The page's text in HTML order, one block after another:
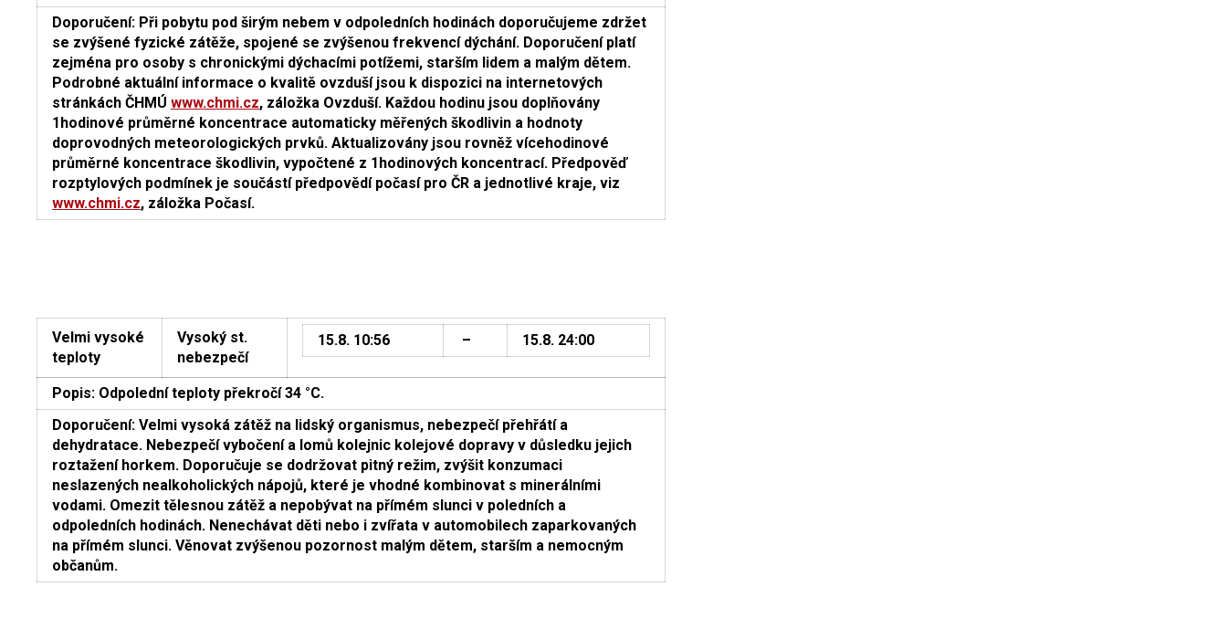
Doporučení: Při pobytu pod širým nebem v odpoledních hodinách doporučujeme zdržet
se zvýšené fyzické zátěže, spojené se zvýšenou frekvencí dýchání. Doporučení platí
zejména pro osoby s chronickými dýchacími potížemi, starším lidem a malým dětem.
Podrobné aktuální informace o kvalitě ovzduší jsou k dispozici na internetových
stránkách ČHMÚ www.chmi.cz, záložka Ovzduší. Každou hodinu jsou doplňovány
1hodinové průměrné koncentrace automaticky měřených škodlivin a hodnoty
doprovodných meteorologických prvků. Aktualizovány jsou rovněž vícehodinové
průměrné koncentrace škodlivin, vypočtené z 1hodinových koncentrací. Předpověď
rozptylových podmínek je součástí předpovědí počasí pro ČR a jednotlivé kraje, viz
www.chmi.cz, záložka Počasí.
Velmi vysoké
teploty
Vysoký st.
nebezpečí
15.8. 10:56 – 15.8. 24:00
Popis: Odpolední teploty překročí 34 °C.
Doporučení: Velmi vysoká zátěž na lidský organismus, nebezpečí přehřátí a
dehydratace. Nebezpečí vybočení a lomů kolejnic kolejové dopravy v důsledku jejich
roztažení horkem. Doporučuje se dodržovat pitný režim, zvýšit konzumaci
neslazených nealkoholických nápojů, které je vhodné kombinovat s minerálními
vodami. Omezit tělesnou zátěž a nepobývat na přímém slunci v poledních a
odpoledních hodinách. Nenechávat děti nebo i zvířata v automobilech zaparkovaných
na přímém slunci. Věnovat zvýšenou pozornost malým dětem, starším a nemocným
občanům.